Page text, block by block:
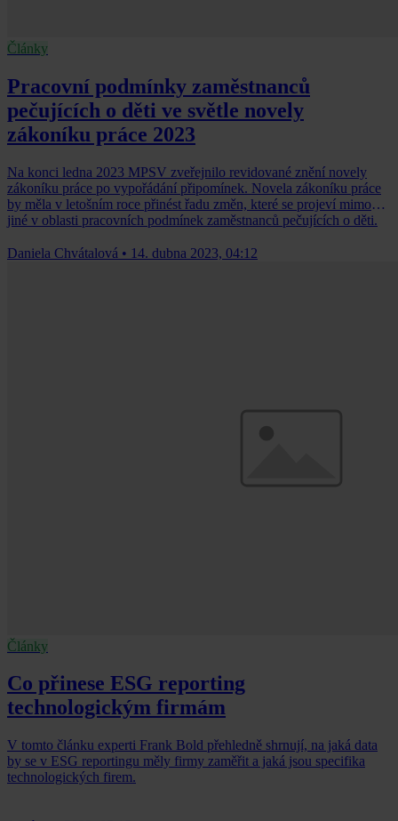
Články
Pracovní podmínky zaměstnanců
pečujících o děti ve světle novely
zákoníku práce 2023
Na konci ledna 2023 MPSV zveřejnilo revidované znění novely
zákoníku práce po vypořádání připomínek. Novela zákoníku práce
by měla v letošním roce přinést řadu změn, které se projeví mimo
jiné v oblasti pracovních podmínek zaměstnanců pečujících o děti.
Daniela Chvátalová • 14. dubna 2023, 04:12
Články
Co přinese ESG reporting
technologickým firmám
V tomto článku experti Frank Bold přehledně shrnují, na jaká data
by se v ESG reportingu měly firmy zaměřit a jaká jsou specifika
technologických firem.